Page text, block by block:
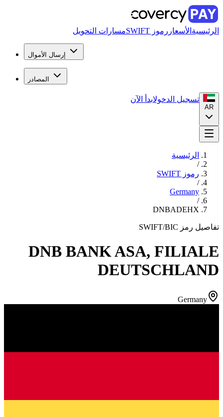
الرئيسية الأسعار رموز SWIFT مسارات التحويل
إرسال الأموال
المصادر
AR
تسجيل الدخولابدأ الآن
الرئيسية
/
رموز SWIFT
/
Germany
/
DNBADEHX
تفاصيل رمز SWIFT/BIC
DNB BANK ASA, FILIALE
DEUTSCHLAND
Germany